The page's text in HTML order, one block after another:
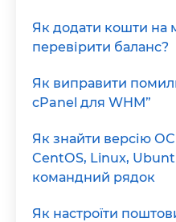
Як додати кошти на
перевірити баланс?
Як виправити
cPanel для WHM”
Як знайти версію
CentOS, Linux,
командний рядок
Як настроїти